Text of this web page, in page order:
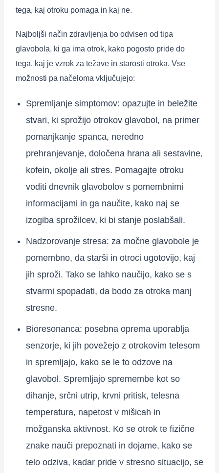
tega, kaj otroku pomaga in kaj ne.
Najboljši način zdravljenja bo odvisen od tipa
glavobola, ki ga ima otrok, kako pogosto pride do
tega, kaj je vzrok za težave in starosti otroka. Vse
možnosti pa načeloma vključujejo:
Spremljanje simptomov: opazujte in beležite
stvari, ki sprožijo otrokov glavobol, na primer
pomanjkanje spanca, neredno
prehranjevanje, določena hrana ali sestavine,
kofein, okolje ali stres. Pomagajte otroku
voditi dnevnik glavobolov s pomembnimi
informacijami in ga naučite, kako naj se
izogiba sprožilcev, ki bi stanje poslabšali.
Nadzorovanje stresa: za močne glavobole je
pomembno, da starši in otroci ugotovijo, kaj
jih sproži. Tako se lahko naučijo, kako se s
stvarmi spopadati, da bodo za otroka manj
stresne.
Bioresonanca: posebna oprema uporablja
senzorje, ki jih povežejo z otrokovim telesom
in spremljajo, kako se le to odzove na
glavobol. Spremljajo spremembe kot so
dihanje, srčni utrip, krvni pritisk, telesna
temperatura, napetost v mišicah in
možganska aktivnost. Ko se otrok te fizične
znake nauči prepoznati in dojame, kako se
telo odziva, kadar pride v stresno situacijo, se